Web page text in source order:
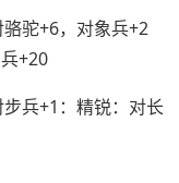
驼+6，对象兵+2
+20
兵+1：精锐：对长